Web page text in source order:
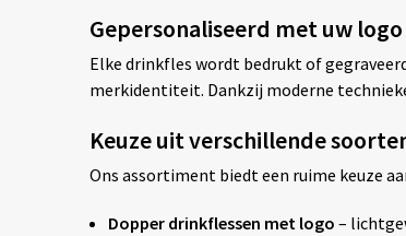
Gepersonaliseerd met uw
Elke drinkfles wordt bedrukt of
merkidentiteit. Dankzij moderne
Keuze uit verschillende
Ons assortiment biedt een ruime keuze
Dopper drinkflessen met logo –